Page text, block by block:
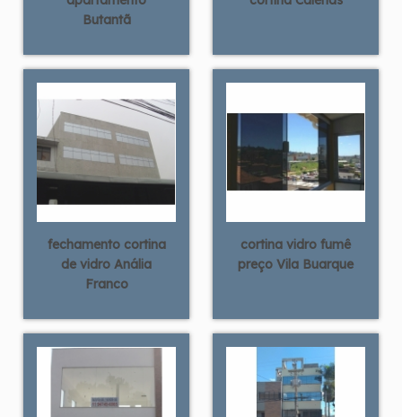
Butantã
fechamento cortina
de vidro Anália
Franco
cortina vidro fumê
preço Vila Buarque